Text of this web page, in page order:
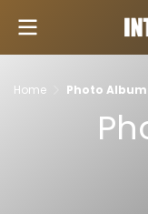
Home Photo Album